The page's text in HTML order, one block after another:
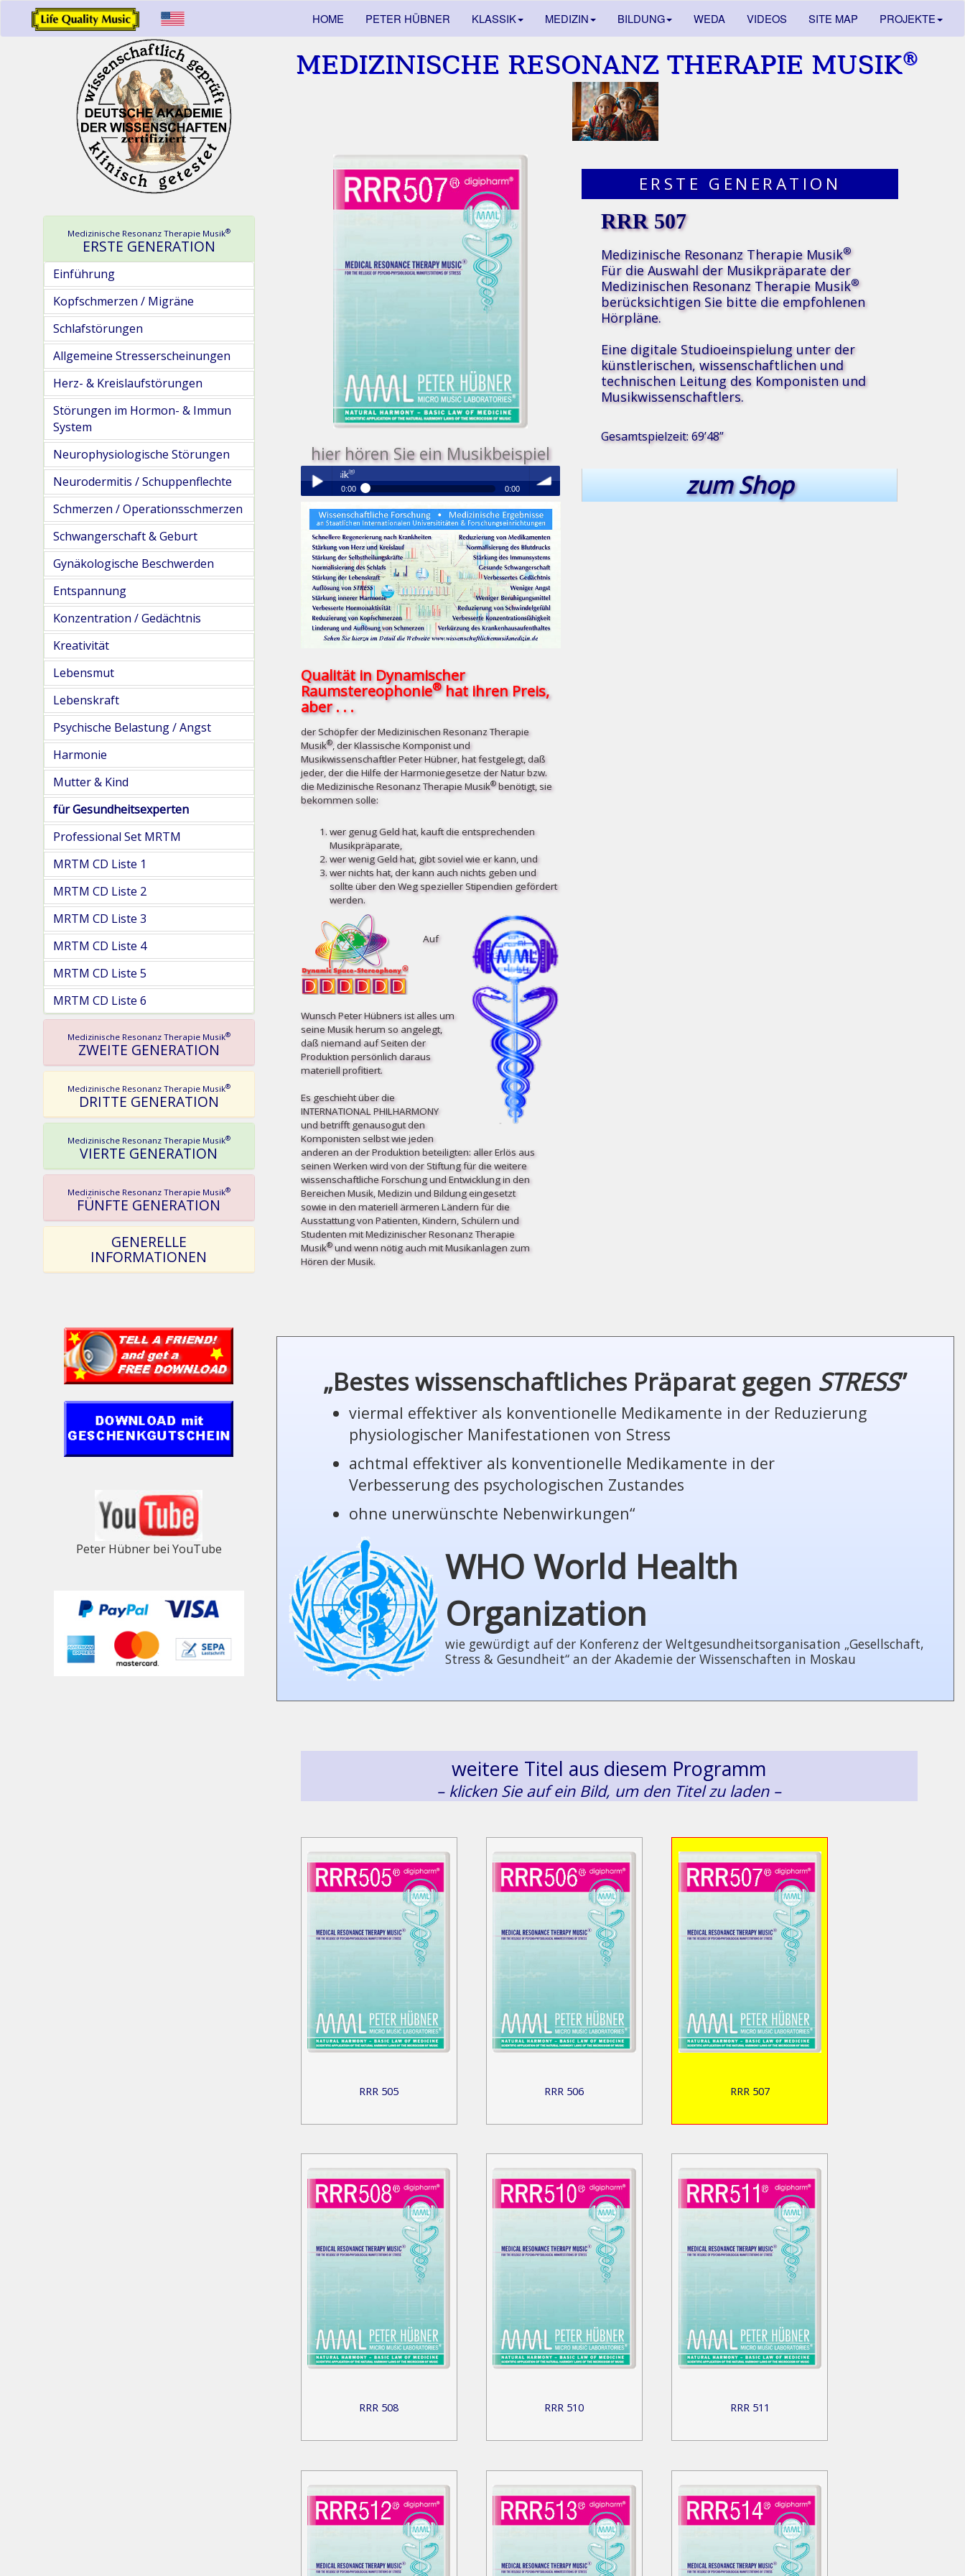
HOME PETER HÜBNER KLASSIK MEDIZIN BILDUNG WEDA VIDEOS SITE MAP PROJEKTE
Medizinische Resonanz Therapie Musik®
ERSTE GENERATION
Einführung
Kopfschmerzen / Migräne
Schlafstörungen
Allgemeine Stresserscheinungen
Herz- & Kreislaufstörungen
Störungen im Hormon- & Immun
System
Neurophysiologische Störungen
Neurodermitis / Schuppenflechte
Schmerzen / Operationsschmerzen
Schwangerschaft & Geburt
Gynäkologische Beschwerden
Entspannung
Konzentration / Gedächtnis
Kreativität
Lebensmut
Lebenskraft
Psychische Belastung / Angst
Harmonie
Mutter & Kind
für Gesundheitsexperten
Professional Set MRTM
MRTM CD Liste 1
MRTM CD Liste 2
MRTM CD Liste 3
MRTM CD Liste 4
MRTM CD Liste 5
MRTM CD Liste 6
Medizinische Resonanz Therapie Musik®
ZWEITE GENERATION
Medizinische Resonanz Therapie Musik®
DRITTE GENERATION
Medizinische Resonanz Therapie Musik®
VIERTE GENERATION
Medizinische Resonanz Therapie Musik®
FÜNFTE GENERATION
GENERELLE
INFORMATIONEN
Peter Hübner bei YouTube
MEDIZINISCHE RESONANZ THERAPIE MUSIK®
hier hören Sie ein Musikbeispiel
Play /
pause
Medizinische Resonanz Therapie Musik
0:00 0:00
volume
Medizinische Resonanz Therapie Musik®
Qualität in Dynamischer
Raumstereophonie®hat ihren Preis,
aber . . .
der Schöpfer der Medizinischen Resonanz Therapie
Musik®, der Klassische Komponist und
Musikwissenschaftler Peter Hübner, hat festgelegt, daß
jeder, der die Hilfe der Harmoniegesetze der Natur bzw.
die Medizinische Resonanz Therapie Musik®benötigt, sie
bekommen solle:
wer genug Geld hat, kauft die entsprechenden
Musikpräparate,
wer wenig Geld hat, gibt soviel wie er kann, und
wer nichts hat, der kann auch nichts geben und
sollte über den Weg spezieller Stipendien gefördert
werden.
Auf
Wunsch Peter Hübners ist alles um
seine Musik herum so angelegt,
daß niemand auf Seiten der
Produktion persönlich daraus
materiell profitiert.
Es geschieht über die
INTERNATIONAL PHILHARMONY
und betrifft ge­nau­so­gut den
Komponisten selbst wie jeden
anderen an der Produktion beteiligten: aller Erlös aus
seinen Werken wird von der Stiftung für die weitere
wissenschaftliche Forschung und Entwicklung in den
Bereichen Musik, Medizin und Bildung eingesetzt
sowie in den materiell ärmeren Ländern für die
Ausstattung von Patienten, Kindern, Schülern und
Studenten mit Medizinischer Resonanz Therapie
Musik®und wenn nötig auch mit Musikanlagen zum
Hören der Musik.
ERSTE GENERATION
RRR 507
Medizinische Resonanz Therapie Musik®
Für die Auswahl der Musikpräparate der
Medizinischen Resonanz Therapie Musik®
berücksichtigen Sie bitte dieempfohlenen
Hörpläne.
Eine digitale Studioeinspielung unter der
künstlerischen, wissenschaftlichen und
technischen Leitung des Komponisten und
Musikwissenschaftlers.
Gesamtspielzeit: 69’48”
zum Shop
„Bestes wissenschaftliches Präparat gegen STRESS”
viermal effektiver als konventionelle Medikamente in der Reduzierung
phy­sio­lo­gi­scher Manifestationen von Stress
achtmal effektiver als konventionelle Medikamente in der
Verbesserung des psychologischen Zustandes
ohne unerwünschte Nebenwirkungen“
WHO World Health
Organization
wie gewürdigt auf der Konferenz der Welt­ge­sund­heits­or­ga­ni­sa­tion „Gesellschaft,
Stress & Gesundheit“ an der Akademie der Wissenschaften in Moskau
weitere Titel aus diesem Programm
– klicken Sie auf ein Bild, um den Titel zu laden –
RRR 505 RRR 506 RRR 507
RRR 508 RRR 510 RRR 511